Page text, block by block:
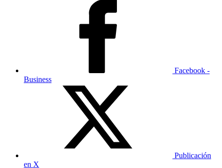
Facebook -
Business
Publicación
en X